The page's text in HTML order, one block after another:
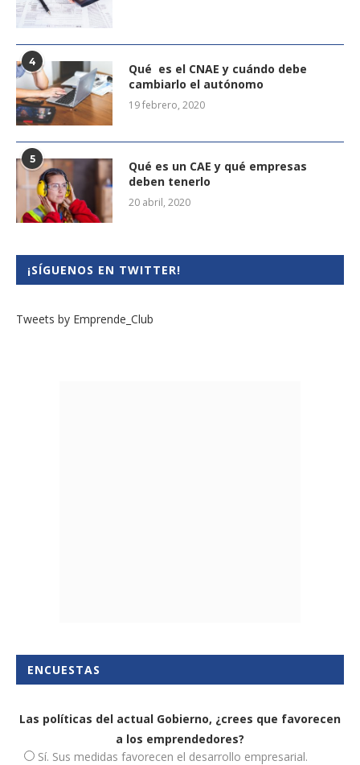
4
Qué es el CNAE y cuándo debe
cambiarlo el autónomo
19 febrero, 2020
5
Qué es un CAE y qué empresas
deben tenerlo
20 abril, 2020
¡SÍGUENOS EN TWITTER!
Tweets by Emprende_Club
ENCUESTAS
Las políticas del actual Gobierno, ¿crees que favorecen
a los emprendedores?
Sí. Sus medidas favorecen el desarrollo empresarial.